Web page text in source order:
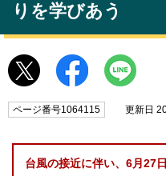
りを学びあう
ページ番号1064115 更新日
台風の接近に伴い、6月27